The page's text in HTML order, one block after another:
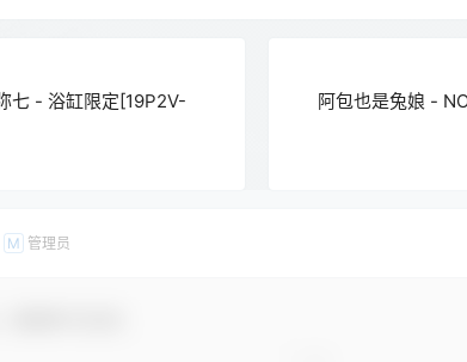
七 - 浴缸限定[19P2V-
阿包也是兔娘 -
M 管理员